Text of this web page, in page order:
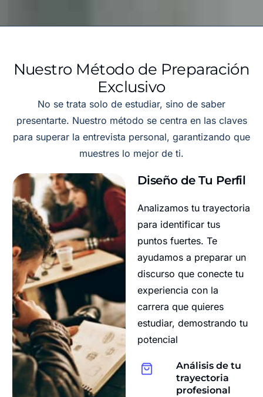
Nuestro Método de Preparación
Exclusivo
No se trata solo de estudiar, sino de saber
presentarte. Nuestro método se centra en las claves
para superar la entrevista personal, garantizando que
muestres lo mejor de ti.
Diseño de Tu Perfil
Analizamos tu trayectoria
para identificar tus
puntos fuertes. Te
ayudamos a preparar un
discurso que conecte tu
experiencia con la
carrera que quieres
estudiar, demostrando tu
potencial
Análisis de tu
trayectoria
profesional